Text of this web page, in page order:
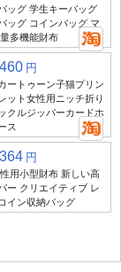
ッグ 学生キーバッグ
ッグ コインバッグ マ
多機能財布
460 円
ートゥーン子猫プリン
ット女性用ニッチ折り
クルジッパーカードホ
ス
364 円
用小型財布 新しい高
ー クリエイティブ レ
イン収納バッグ